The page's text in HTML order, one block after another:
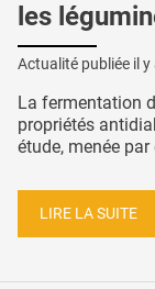
les
Actualité publiée il y
La fermentation
propriétés
étude, menée
LIRE LA SUITE